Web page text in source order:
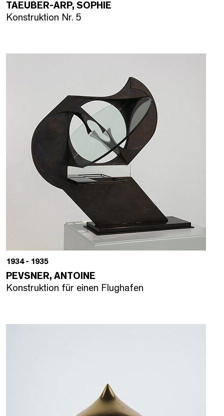
TAEUBER-ARP, SOPHIE
Konstruktion Nr. 5
1934 - 1935
PEVSNER, ANTOINE
Konstruktion für einen Flughafen